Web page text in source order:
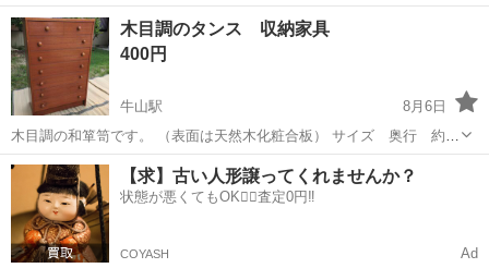
き出しの高さ15 2階にあります。 複数で来て、搬出，運搬できる方で
お願いします。
愛知 名古屋市 川名駅 収納家具
木目調のタンス 収納家具
400円
牛山駅
8月6日
木目調の和箪笥です。 （表面は天然木化粧合板） サイズ 奥行 約
41cm 横幅 約86cm 高さ 約133cm 引き出しの持
ち手の辺りに、汚れが 数カ所あります（写真4枚目の汚れ） 両側面
にシール跡が数...
愛知 小牧市 牛山駅 収納家具
【求】古い人形譲ってくれませんか？
状態が悪くてもOK🙆‍♀️査定0円‼️
COYASH Ad